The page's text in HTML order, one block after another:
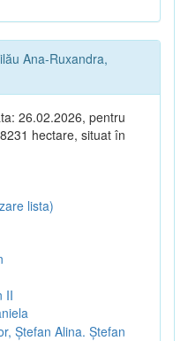
Ana-Ruxandra,
26.02.2026, pentru
hectare, situat în
lista)
II
Ștefan Alina. Ștefan